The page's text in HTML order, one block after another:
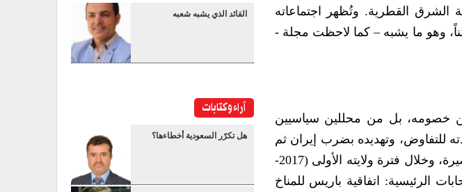
القطرية. وتُظهر اجتماعاته
وهو ما يشبه – كما لاحظت مجلة -
خصومه، بل من محللين سياسيين
انسحابه من الاتفاق النووي الإيراني (2018م) ثم عودته للتفاوض، وتهديده بضرب إيران ثم
إعلانه وقف إطلاق النار، وتغير مواقفه من روسيا والصين وأوروبا في فترات قصيرة، وخلال فترة ولايته الأولى (2017-
الرئيسية: اتفاقية باريس للمناخ
القائد الذي يشبه شعبه
آراء وكتابات
هل تكرّر السعودية أخطاءها؟